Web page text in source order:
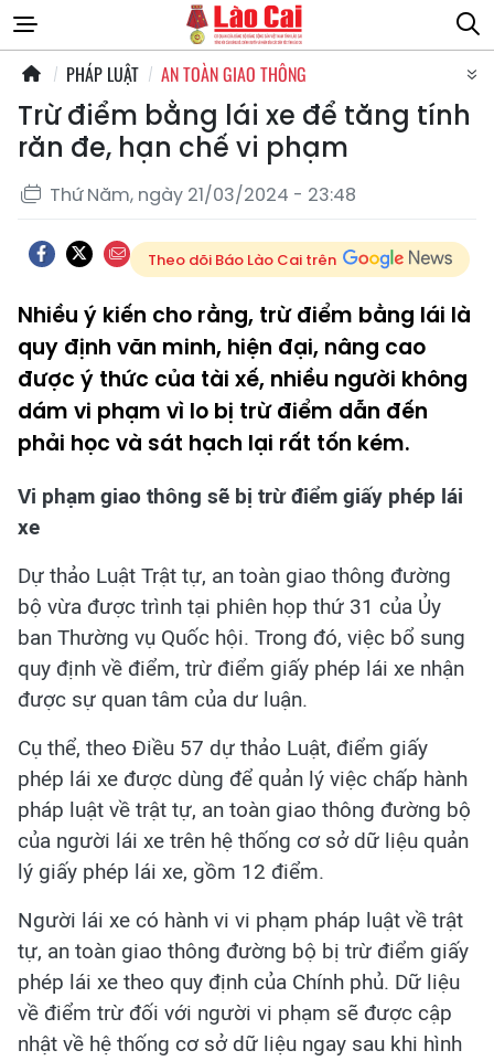
PHÁP LUẬT AN TOÀN GIAO THÔNG
Trừ điểm bằng lái xe để tăng tính
răn đe, hạn chế vi phạm
Thứ Năm, ngày 21/03/2024 - 23:48
Theo dõi Báo Lào Cai trên
Nhiều ý kiến cho rằng, trừ điểm bằng lái là
quy định văn minh, hiện đại, nâng cao
được ý thức của tài xế, nhiều người không
dám vi phạm vì lo bị trừ điểm dẫn đến
phải học và sát hạch lại rất tốn kém.
Vi phạm giao thông sẽ bị trừ điểm giấy phép lái
xe
Dự thảo Luật Trật tự, an toàn giao thông đường
bộ vừa được trình tại phiên họp thứ 31 của Ủy
ban Thường vụ Quốc hội. Trong đó, việc bổ sung
quy định về điểm, trừ điểm giấy phép lái xe nhận
được sự quan tâm của dư luận.
Cụ thể, theo Điều 57 dự thảo Luật, điểm giấy
phép lái xe được dùng để quản lý việc chấp hành
pháp luật về trật tự, an toàn giao thông đường bộ
của người lái xe trên hệ thống cơ sở dữ liệu quản
lý giấy phép lái xe, gồm 12 điểm.
Người lái xe có hành vi vi phạm pháp luật về trật
tự, an toàn giao thông đường bộ bị trừ điểm giấy
phép lái xe theo quy định của Chính phủ. Dữ liệu
về điểm trừ đối với người vi phạm sẽ được cập
nhật về hệ thống cơ sở dữ liệu ngay sau khi hình